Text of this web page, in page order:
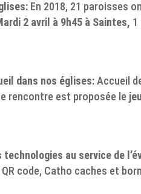
En 2018, 21 paroisses
2 avril à 9h45 à Saintes, 1
dans nos églises:Accueil
rencontre est proposée le
technologies au service de
code, Catho caches et